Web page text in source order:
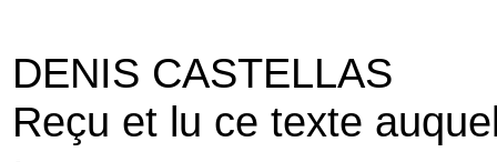
DENIS CASTELLAS
Reçu et lu ce texte